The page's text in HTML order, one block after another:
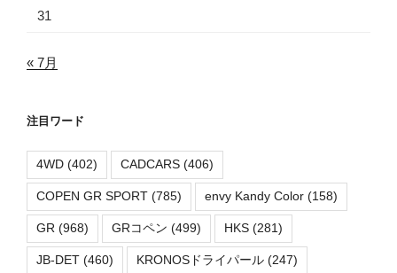
31
« 7月
注目ワード
4WD (402) CADCARS (406)
COPEN GR SPORT (785) envy Kandy Color (158)
GR (968) GRコペン (499) HKS (281)
JB-DET (460) KRONOSドライパール (247)